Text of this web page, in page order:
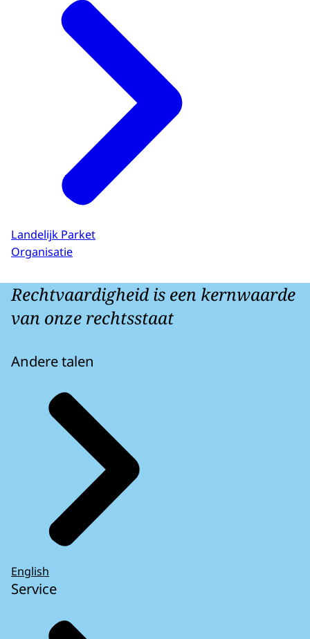
Landelijk Parket
Organisatie
Rechtvaardigheid is een kernwaarde
van onze rechtsstaat
Andere talen
English
Service